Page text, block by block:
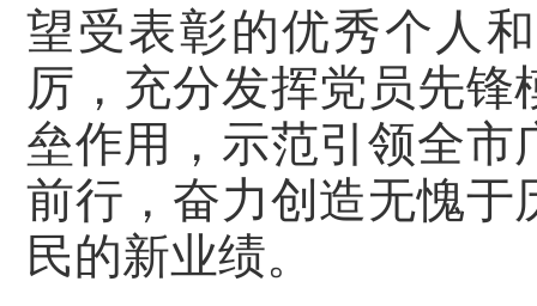
望受表彰的优秀个人
厉，充分发挥党员先
垒作用，示范引领全
前行，奋力创造无愧
民的新业绩。